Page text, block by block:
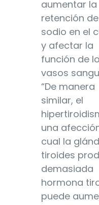
aumentar la
retención de
sodio en el
y afectar la
función de
vasos
“De manera
similar, el
una
cual la
tiroides
demasiada
hormona
puede